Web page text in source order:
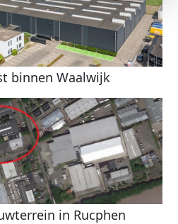
binnen Waalwijk
in Rucphen